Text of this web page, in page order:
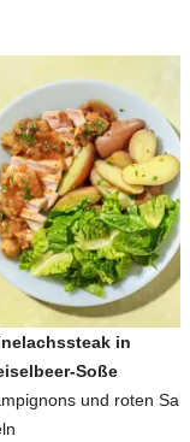
in
Soße
und roten